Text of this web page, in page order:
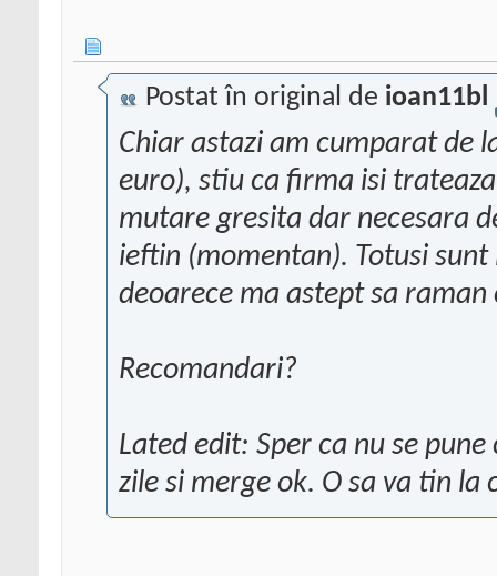
Postat în original de ioan11bl
Chiar astazi am cumparat de
euro), stiu ca firma isi
mutare gresita dar necesara
ieftin (momentan). Totusi
deoarece ma astept sa raman
Recomandari?
Lated edit: Sper ca nu se
zile si merge ok. O sa va tin la